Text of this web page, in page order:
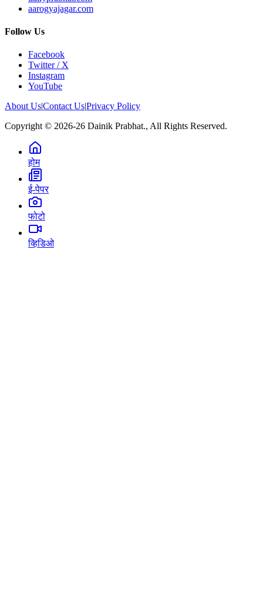
aarogyajagar.com
Follow Us
Facebook
Twitter / X
Instagram
YouTube
About Us|Contact Us|Privacy Policy
Copyright © 2026-26 Dainik Prabhat., All Rights Reserved.
होम
ई-पेपर
फोटो
व्हिडिओ